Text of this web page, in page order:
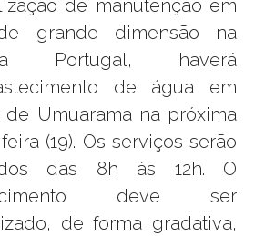
de manutenção em
grande dimensão na
Portugal, haverá
de água em
de Umuarama na próxima
(19). Os serviços serão
das 8h às 12h. O
deve ser
de forma gradativa,